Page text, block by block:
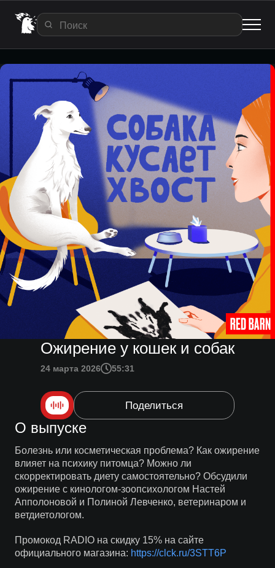
Ожирение у кошек и собак
24 марта 2026 55:31
Поделиться
О выпуске
Болезнь или косметическая проблема? Как ожирение
влияет на психику питомца? Можно ли
скорректировать диету самостоятельно? Обсудили
ожирение с кинологом-зоопсихологом Настей
Апполоновой и Полиной Левченко, ветеринаром и
ветдиетологом.
Промокод RADIO на скидку 15% на сайте
официального магазина: https://clck.ru/3STT6P